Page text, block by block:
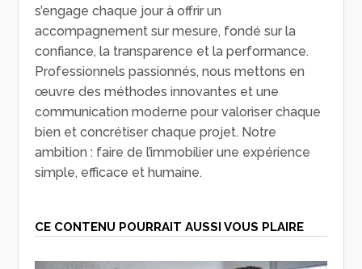
s’engage chaque jour à offrir un
accompagnement sur mesure, fondé sur la
confiance, la transparence et la performance.
Professionnels passionnés, nous mettons en
œuvre des méthodes innovantes et une
communication moderne pour valoriser chaque
bien et concrétiser chaque projet. Notre
ambition : faire de l’immobilier une expérience
simple, efficace et humaine.
CE CONTENU POURRAIT AUSSI VOUS PLAIRE